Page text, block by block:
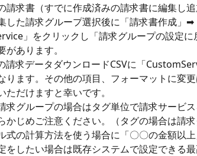
請求書（すでに作成済みの請求書に編集し
した請求グループ選択後に「請求書作成」
」をクリックし「請求グループの設定
があります。
請求データダウンロードCSVに「
ります。その他の項目、フォーマットに変
ただけますと幸いです。
求グループの場合はタグ単位で請求サービ
かじめご注意ください。（タグの場合は請求
式の計算方法を使う場合に「〇〇の金額以
をしたい場合は既存システムで設定できる最